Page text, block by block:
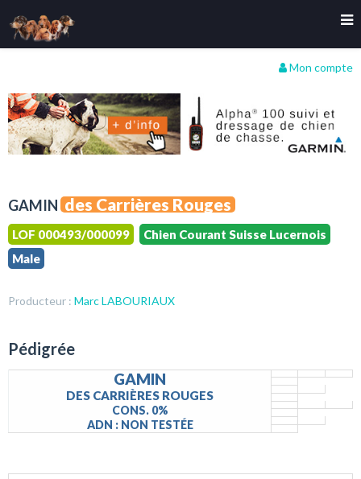
Mon compte
GAMIN des Carrières Rouges
LOF 000493/000099
Chien Courant Suisse Lucernois
Male
Producteur : Marc LABOURIAUX
Pédigrée
GAMIN
DES CARRIÈRES ROUGES
CONS. 0%
ADN : NON TESTÉE